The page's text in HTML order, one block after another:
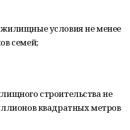
условия не менее
семей;
строительства не
квадратных метров